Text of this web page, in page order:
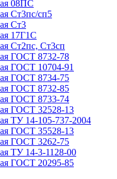
08ПС
Ст3пс/сп5
Ст3
17Г1С
Ст2пс, Ст3сп
ГОСТ 8732-78
ГОСТ 10704-91
ГОСТ 8734-75
ГОСТ 8732-85
ГОСТ 8733-74
ГОСТ 32528-13
ТУ 14-105-737-2004
ГОСТ 35528-13
ГОСТ 3262-75
ТУ 14-3-1128-00
ГОСТ 20295-85